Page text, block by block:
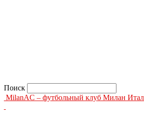
Поиск
MilanAC – футбольный клуб Милан